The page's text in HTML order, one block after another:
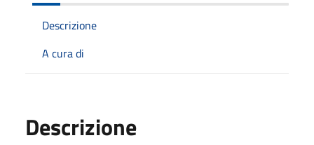
Descrizione
A cura di
Descrizione